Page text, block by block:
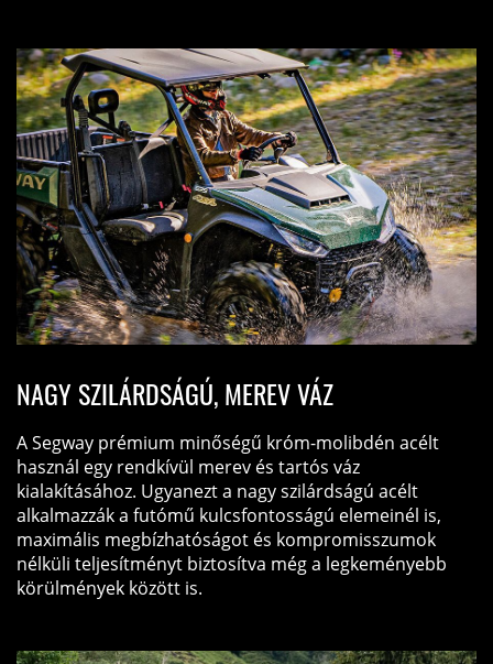
NAGY SZILÁRDSÁGÚ, MEREV VÁZ
A Segway prémium minőségű króm-molibdén acélt
használ egy rendkívül merev és tartós váz
kialakításához. Ugyanezt a nagy szilárdságú acélt
alkalmazzák a futómű kulcsfontosságú elemeinél is,
maximális megbízhatóságot és kompromisszumok
nélküli teljesítményt biztosítva még a legkeményebb
körülmények között is.